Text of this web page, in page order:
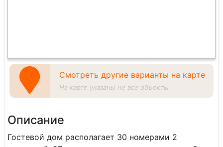
Смотреть другие варианты на карте
На карте указаны не все объекты
Описание
Гостевой дом располагает 30 номерами 2